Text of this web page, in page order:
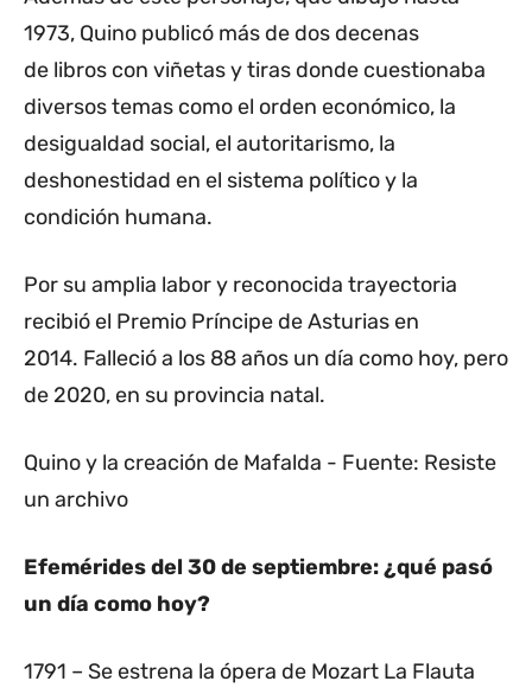
1973, Quino publicó más de dos decenas
de libros con viñetas y tiras donde cuestionaba
diversos temas como el orden económico, la
desigualdad social, el autoritarismo, la
deshonestidad en el sistema político y la
condición humana.
Por su amplia labor y reconocida trayectoria
recibió el Premio Príncipe de Asturias en
2014. Falleció a los 88 años un día como hoy, pero
de 2020, en su provincia natal.
Quino y la creación de Mafalda - Fuente: Resiste
un archivo
Efemérides del 30 de septiembre: ¿qué pasó
un día como hoy?
1791 – Se estrena la ópera de Mozart La Flauta